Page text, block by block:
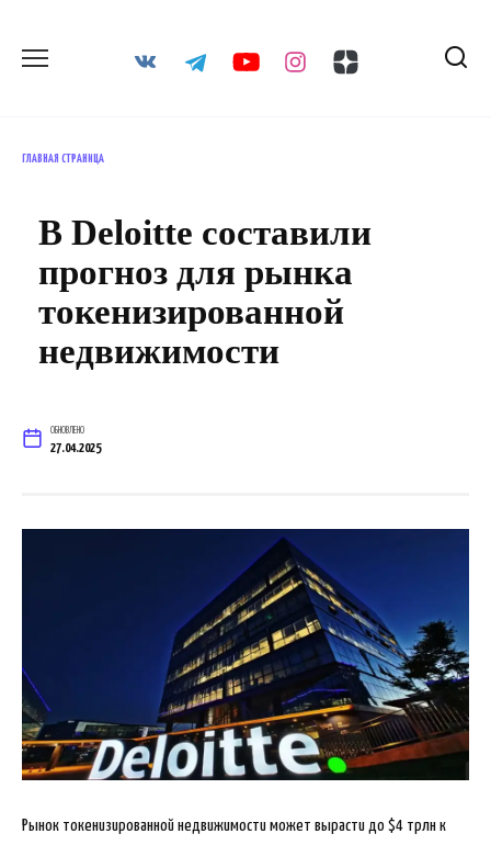
содержанию
ГЛАВНАЯ СТРАНИЦА
В Deloitte составили
прогноз для рынка
токенизированной
недвижимости
ОБНОВЛЕНО
27.04.2025
Рынок токенизированной недвижимости может вырасти до $4 трлн к